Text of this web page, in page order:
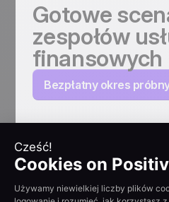
Gotowe
zespołów
finansowych
Bezpłatny okres